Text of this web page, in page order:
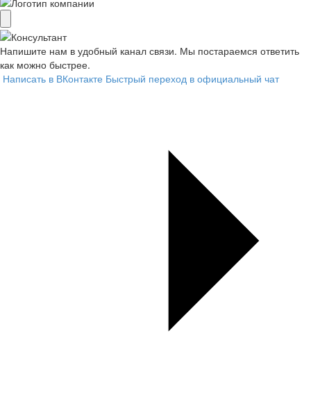
Напишите нам в удобный канал связи. Мы постараемся ответить
как можно быстрее.
Написать в ВКонтакте Быстрый переход в официальный чат